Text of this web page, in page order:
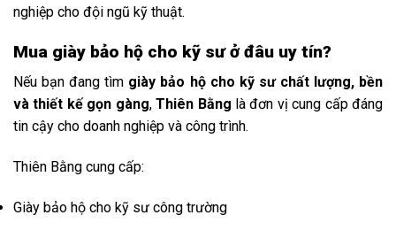
nghiệp cho đội ngũ kỹ thuật.
Mua giày bảo hộ cho kỹ sư ở đâu uy tín?
Nếu bạn đang tìm giày bảo hộ cho kỹ sư chất lượng, bền
và thiết kế gọn gàng,Thiên Bằng là đơn vị cung cấp đáng
tin cậy cho doanh nghiệp và công trình.
Thiên Bằng cung cấp:
Giày bảo hộ cho kỹ sư công trường